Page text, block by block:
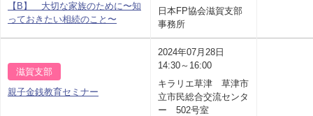
【B】 大切な家族のために〜知
っておきたい相続のこと〜
日本FP協会滋賀支部
事務所
滋賀支部
親子金銭教育セミナー
2024年07月28日
14:30～16:00
キラリエ草津 草津市
立市民総合交流センタ
ー 502号室